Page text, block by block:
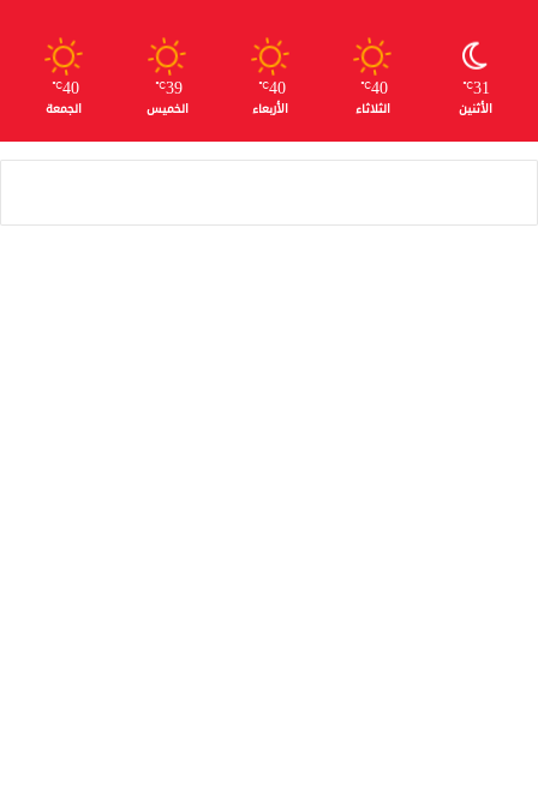
31
℃
الأثنين
40
℃
الثلاثاء
40
℃
الأربعاء
39
℃
الخميس
40
℃
الجمعة